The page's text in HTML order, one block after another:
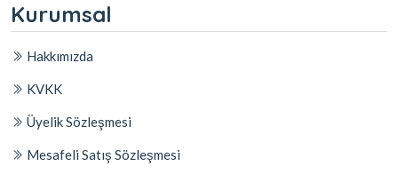
Kurumsal
Hakkımızda
KVKK
Üyelik Sözleşmesi
Mesafeli Satış Sözleşmesi